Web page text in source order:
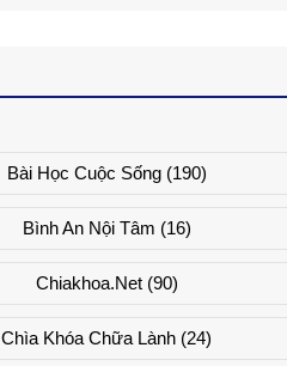
Bài Học Cuộc Sống(190)
Bình An Nội Tâm (16)
Chiakhoa.net(90)
Chìa Khóa Chữa Lành (24)